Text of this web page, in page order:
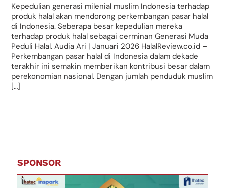
Kepedulian generasi milenial muslim Indonesia terhadap
produk halal akan mendorong perkembangan pasar halal
di Indonesia. Seberapa besar kepedulian mereka
terhadap produk halal sebagai cerminan Generasi Muda
Peduli Halal. Audia Ari | Januari 2026 HalalReview.co.id –
Perkembangan pasar halal di Indonesia dalam dekade
terakhir ini semakin memberikan kontribusi besar dalam
perekonomian nasional. Dengan jumlah penduduk muslim
[…]
SPONSOR